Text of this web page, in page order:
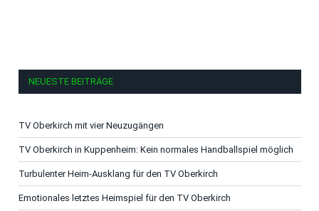
NEUESTE BEITRÄGE
TV Oberkirch mit vier Neuzugängen
TV Oberkirch in Kuppenheim: Kein normales Handballspiel möglich
Turbulenter Heim-Ausklang für den TV Oberkirch
Emotionales letztes Heimspiel für den TV Oberkirch